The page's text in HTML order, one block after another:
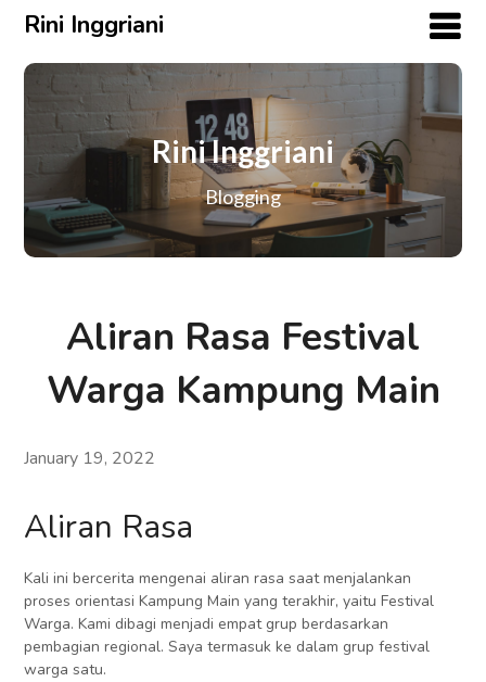
Rini Inggriani
Rini Inggriani
Blogging
Aliran Rasa Festival
Warga Kampung Main
January 19, 2022
Aliran Rasa
Kali ini bercerita mengenai aliran rasa saat menjalankan
proses orientasi Kampung Main yang terakhir, yaitu Festival
Warga. Kami dibagi menjadi empat grup berdasarkan
pembagian regional. Saya termasuk ke dalam grup festival
warga satu.